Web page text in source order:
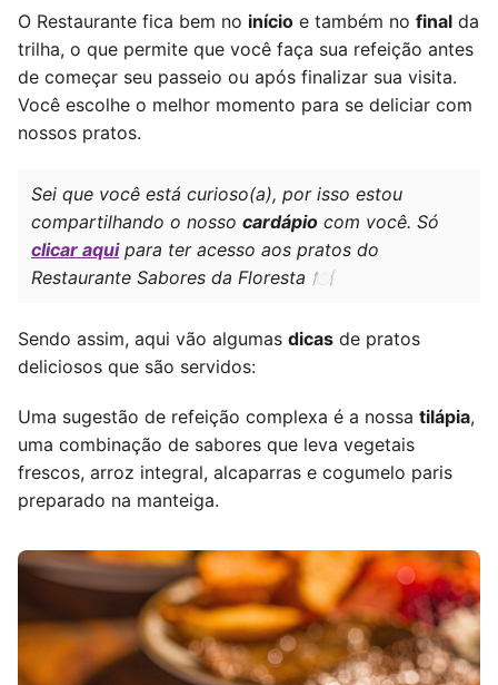
O Restaurante fica bem no início e também no final da
trilha, o que permite que você faça sua refeição antes
de começar seu passeio ou após finalizar sua visita.
Você escolhe o melhor momento para se deliciar com
nossos pratos.
Sei que você está curioso(a), por isso estou
compartilhando o nosso cardápio com você. Só
clicar aquipara ter acesso aos pratos do
Restaurante Sabores da Floresta 🍽️
Sendo assim, aqui vão algumas dicas de pratos
deliciosos que são servidos:
Uma sugestão de refeição complexa é a nossa tilápia,
uma combinação de sabores que leva vegetais
frescos, arroz integral, alcaparras e cogumelo paris
preparado na manteiga.